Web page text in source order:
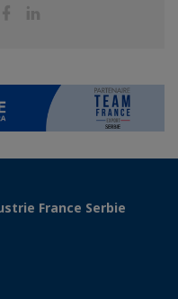
Share
France Serbie